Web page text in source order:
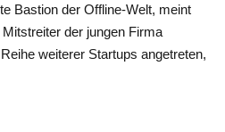
Bastion der Offline-Welt, meint
der jungen Firma
weiterer Startups angetreten,